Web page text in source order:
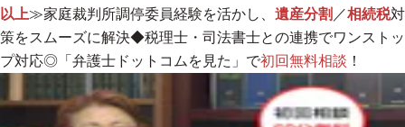
以上≫家庭裁判所調停委員経験を活かし、 遺産分割 ／相続税対
策をスムーズに解決◆税理士・司法書士との連携でワンストッ
プ対応◎「弁護士ドットコムを見た」で初回無料相談 ！